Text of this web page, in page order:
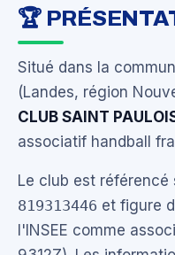
🏆
Situé dans la
(Landes, région
CLUB SAINT
associatif handball
Le club est référencé
819313446 et figure
l'INSEE comme